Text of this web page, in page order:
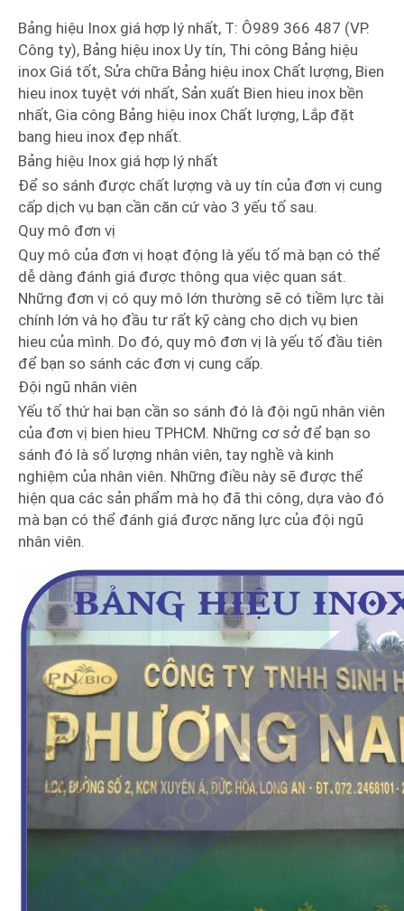
Bảng hiệu Inox giá hợp lý nhất, T: Ô989 366 487 (VP.
Công ty), Bảng hiệu inox Uy tín, Thi công Bảng hiệu
inox Giá tốt, Sửa chữa Bảng hiệu inox Chất lượng, Bien
hieu inox tuyệt với nhất, Sản xuất Bien hieu inox bền
nhất, Gia công Bảng hiệu inox Chất lượng, Lắp đặt
bang hieu inox đẹp nhất.
Bảng hiệu Inox giá hợp lý nhất
Để so sánh được chất lượng và uy tín của đơn vị cung
cấp dịch vụ bạn cần căn cứ vào 3 yếu tố sau.
Quy mô đơn vị
Quy mô của đơn vị hoạt động là yếu tố mà bạn có thể
dễ dàng đánh giá được thông qua việc quan sát.
Những đơn vị có quy mô lớn thường sẽ có tiềm lực tài
chính lớn và họ đầu tư rất kỹ càng cho dịch vụ bien
hieu của mình. Do đó, quy mô đơn vị là yếu tố đầu tiên
để bạn so sánh các đơn vị cung cấp.
Đội ngũ nhân viên
Yếu tố thứ hai bạn cần so sánh đó là đội ngũ nhân viên
của đơn vị bien hieu TPHCM. Những cơ sở để bạn so
sánh đó là số lượng nhân viên, tay nghề và kinh
nghiệm của nhân viên. Những điều này sẽ được thể
hiện qua các sản phẩm mà họ đã thi công, dựa vào đó
mà bạn có thể đánh giá được năng lực của đội ngũ
nhân viên.